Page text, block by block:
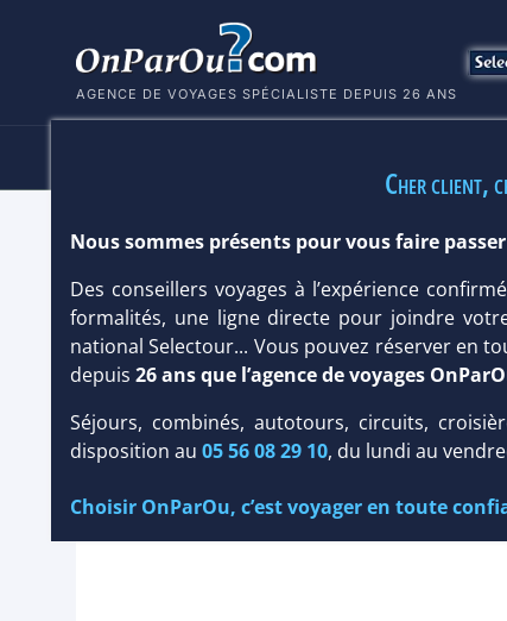
AGENCE DE VOYAGES SPÉCIALISTE DEPUIS 26 ANS
HÔTEL FRAMISSIMA EVASION
Maldives/ Atoll d'Addu
Cher client,
Nous sommes présents pour vous faire
Des conseillers voyages à l’expérience
formalités, une ligne directe pour joindre
national Selectour... Vous pouvez réserver en
depuis 26 ans que l’agence de voyages
Séjours, combinés, autotours, circuits,
disposition au 05 56 08 29 10, du lundi au
Choisir OnParOu, c’est voyager en toute